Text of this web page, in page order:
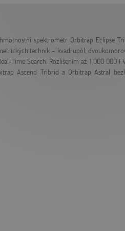
spektrometr Orbitrap Eclipse
technik – kvadrupól,
Time Search. Rozlišením až 1 000 000
Ascend Tribrid a Orbitrap Astral